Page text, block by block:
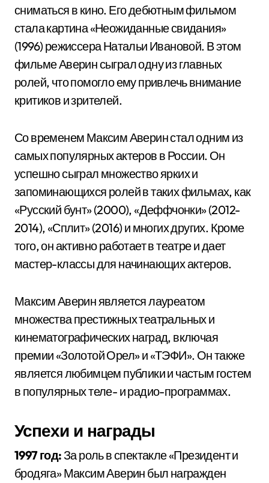
сниматься в кино. Его дебютным фильмом
стала картина «Неожиданные свидания»
(1996) режиссера Натальи Ивановой. В этом
фильме Аверин сыграл одну из главных
ролей, что помогло ему привлечь внимание
критиков и зрителей.
Со временем Максим Аверин стал одним из
самых популярных актеров в России. Он
успешно сыграл множество ярких и
запоминающихся ролей в таких фильмах, как
«Русский бунт» (2000), «Деффчонки» (2012-
2014), «Сплит» (2016) и многих других. Кроме
того, он активно работает в театре и дает
мастер-классы для начинающих актеров.
Максим Аверин является лауреатом
множества престижных театральных и
кинематографических наград, включая
премии «Золотой Орел» и «ТЭФИ». Он также
является любимцем публики и частым гостем
в популярных теле- и радио-программах.
Успехи и награды
1997 год:За роль в спектакле «Президент и
бродяга» Максим Аверин был награжден